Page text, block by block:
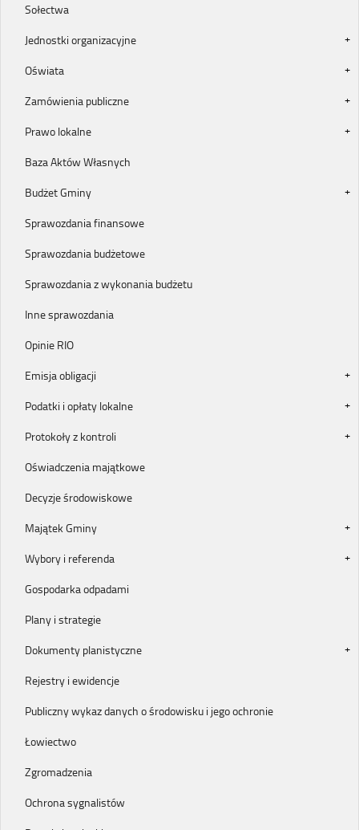
Sołectwa
Jednostki organizacyjne
Oświata
Zamówienia publiczne
Prawo lokalne
Baza Aktów Własnych
Budżet Gminy
Sprawozdania finansowe
Sprawozdania budżetowe
Sprawozdania z wykonania budżetu
Inne sprawozdania
Opinie RIO
Emisja obligacji
Podatki i opłaty lokalne
Protokoły z kontroli
Oświadczenia majątkowe
Decyzje środowiskowe
Majątek Gminy
Wybory i referenda
Gospodarka odpadami
Plany i strategie
Dokumenty planistyczne
Rejestry i ewidencje
Publiczny wykaz danych o środowisku i jego ochronie
Łowiectwo
Zgromadzenia
Ochrona sygnalistów